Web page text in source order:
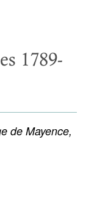
1789-
de Mayence,